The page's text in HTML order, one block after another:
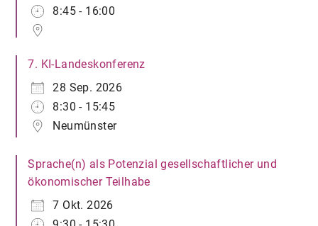
8:45 - 16:00
7. KI-Landeskonferenz
28 Sep. 2026
8:30 - 15:45
Neumünster
Sprache(n) als Potenzial gesellschaftlicher und
ökonomischer Teilhabe
7 Okt. 2026